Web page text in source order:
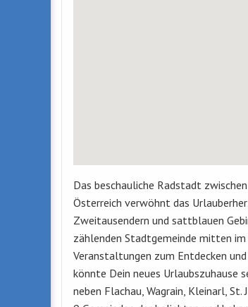
Das beschauliche Radstadt
Österreich verwöhnt das
Zweitausendern und sattblauen
zählenden Stadtgemeinde mitten
Veranstaltungen zum Entdecken
könnte Dein neues Urlaubszuhause
neben Flachau, Wagrain, Kleinarl,